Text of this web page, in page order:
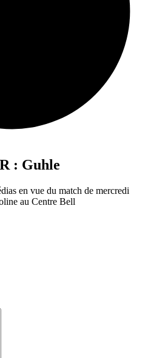
: Guhle
en vue du match de mercredi
au Centre Bell